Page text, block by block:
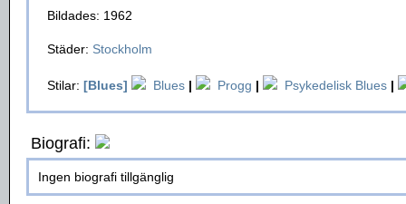
Bildades: 1962
Städer: Stockholm
Stilar: [Blues] Blues | Progg | Psykedelisk Blues |
Biografi:
Ingen biografi tillgänglig